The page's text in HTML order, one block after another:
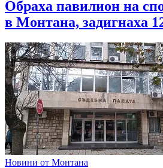
Обраха павилион на
в Монтана, задигнаха
Новини от Монтана